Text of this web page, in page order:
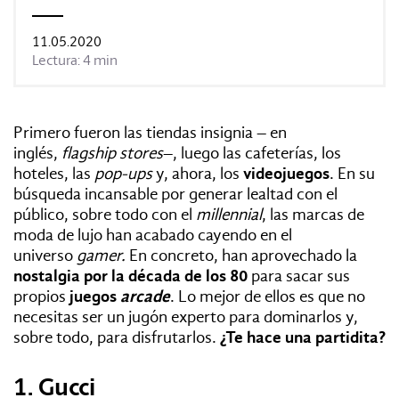
11.05.2020
Lectura: 4 min
Primero fueron las tiendas insignia – en
inglés, flagship stores–, luego las cafeterías, los
hoteles, las pop-upsy, ahora, los videojuegos. En su
búsqueda incansable por generar lealtad con el
público, sobre todo con el millennial, las marcas de
moda de lujo han acabado cayendo en el
universo gamer. En concreto, han aprovechado la
nostalgia por la década de los 80 para sacar sus
propios juegos arcade. Lo mejor de ellos es que no
necesitas ser un jugón experto para dominarlos y,
sobre todo, para disfrutarlos. ¿Te hace una partidita?
1. Gucci